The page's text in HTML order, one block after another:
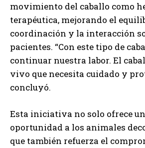
movimiento del caballo como
terapéutica, mejorando el
coordinación y la interacción
pacientes. “Con este tipo de
continuar nuestra labor. El
vivo que necesita cuidado y
concluyó.
Esta iniciativa no solo ofrece
oportunidad a los animales
que también refuerza el